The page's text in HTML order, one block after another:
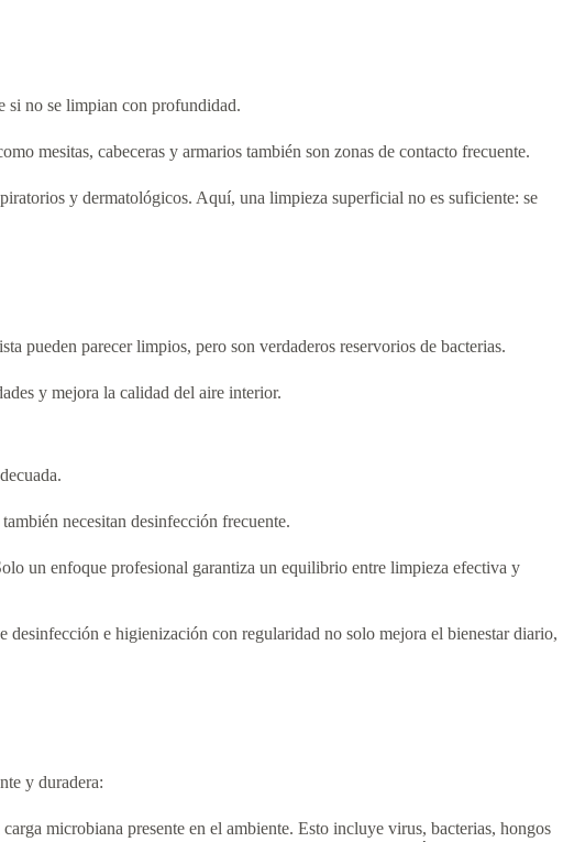
si no se limpian con profundidad.
mesitas, cabeceras y armarios también son zonas de contacto frecuente.
y dermatológicos. Aquí, una limpieza superficial no es suficiente: se
pueden parecer limpios, pero son verdaderos reservorios de bacterias.
y mejora la calidad del aire interior.
necesitan desinfección frecuente.
un enfoque profesional garantiza un equilibrio entre limpieza efectiva y
desinfección e higienización con regularidad no solo mejora el bienestar diario,
y duradera:
microbiana presente en el ambiente. Esto incluye virus, bacterias, hongos